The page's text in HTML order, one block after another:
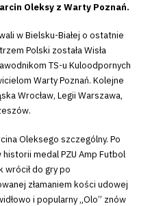
Oleksy z Warty Poznań.
w Bielsku-Białej o ostatnie
Polski została Wisła
TS-u Kuloodpornych
Warty Poznań. Kolejne
Wrocław, Legii Warszawa,
Oleksego szczególny. Po
medal PZU Amp Futbol
wrócił do gry po
złamaniem kości udowej
i popularny „Olo” znów